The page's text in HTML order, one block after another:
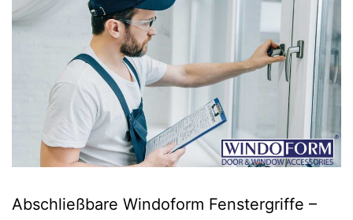
Abschließbare Windoform Fenstergriffe –